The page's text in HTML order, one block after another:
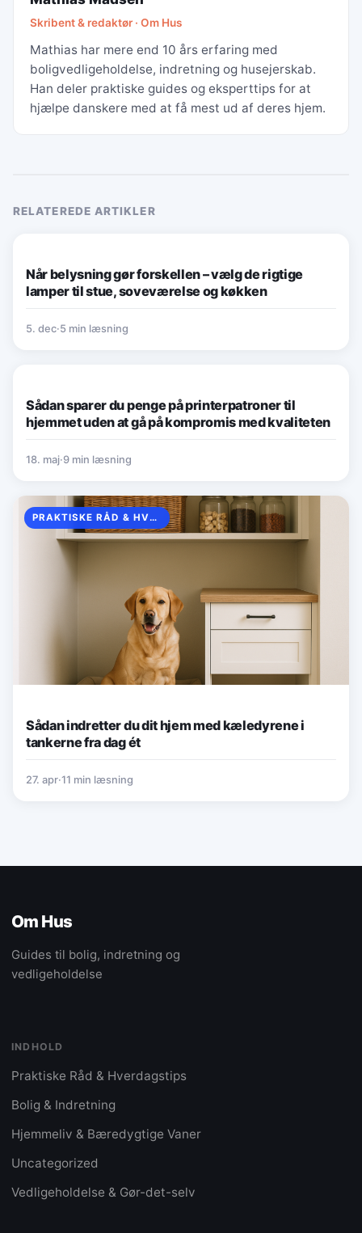
Skribent & redaktør · Om Hus
Mathias har mere end 10 års erfaring med
boligvedligeholdelse, indretning og husejerskab.
Han deler praktiske guides og eksperttips for at
hjælpe danskere med at få mest ud af deres hjem.
RELATEREDE ARTIKLER
Når belysning gør forskellen – vælg de rigtige
lamper til stue, soveværelse og køkken
5. dec·5 min læsning
Sådan sparer du penge på printerpatroner til
hjemmet uden at gå på kompromis med kvaliteten
18. maj·9 min læsning
PRAKTISKE RÅD & HVERDAGSTIPS
Sådan indretter du dit hjem med kæledyrene i
tankerne fra dag ét
27. apr·11 min læsning
Om Hus
Guides til bolig, indretning og
vedligeholdelse
INDHOLD
Praktiske Råd & Hverdagstips
Bolig & Indretning
Hjemmeliv & Bæredygtige Vaner
Uncategorized
Vedligeholdelse & Gør-det-selv